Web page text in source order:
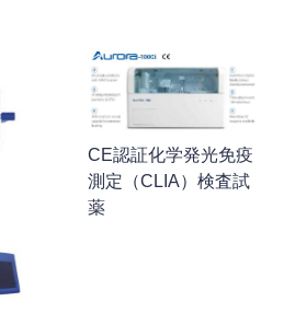
CE認証化学発光免疫
測定（CLIA）検査試
薬